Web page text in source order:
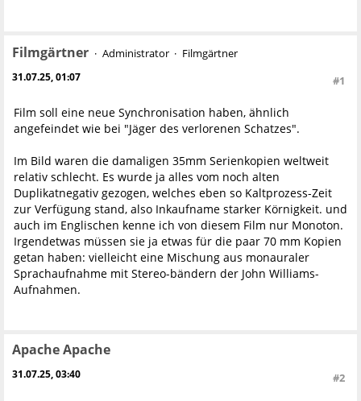
Filmgärtner Administrator Filmgärtner
31.07.25, 01:07 #1
Film soll eine neue Synchronisation haben, ähnlich
angefeindet wie bei "Jäger des verlorenen Schatzes".
Im Bild waren die damaligen 35mm Serienkopien weltweit
relativ schlecht. Es wurde ja alles vom noch alten
Duplikatnegativ gezogen, welches eben so Kaltprozess-Zeit
zur Verfügung stand, also Inkaufname starker Körnigkeit. und
auch im Englischen kenne ich von diesem Film nur Monoton.
Irgendetwas müssen sie ja etwas für die paar 70 mm Kopien
getan haben: vielleicht eine Mischung aus monauraler
Sprachaufnahme mit Stereo-bändern der John Williams-
Aufnahmen.
Apache Apache
31.07.25, 03:40 #2